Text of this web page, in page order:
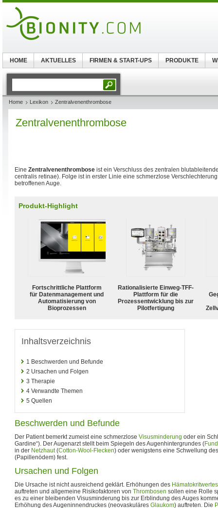
Home Lexikon Zentralvenenthrombose
Zentralvenenthrombose
Eine Zentralvenenthrombose ist ein Verschluss des zentralen
centralis retinae). Folge ist in erster Linie eine schmerzlose
betroffenen Auge.
Produkt-Highlight
Fortschrittliche Plattform
für Datenmanagement und
Automatisierung von
Bioprozessen
Rationalisierte Einweg-TFF-
Plattform für die
Prozessentwicklung bis zur
Pilotfertigung
Inhaltsverzeichnis
1 Beschwerden und Befunde
2 Ursachen und Folgen
3 Therapie
4 Verwandte Themen
5 Quellen
Beschwerden und Befunde
Der Patient bemerkt zumeist eine schmerzlose Visusminderung oder ein
Gardine“). Der Augenarzt stellt beim Spiegeln des Augenhintergrundes (
in der Netzhaut(Cotton-Wool-Flecken) oder wenigstens eine Schwellung
(Papillenödem) fest.
Ursachen und Folgen
Die Ursache ist nicht ausreichend geklärt. Erhöhungen des Hämatokritwertes
auftreten und allgemeine Risikofaktoren von Thrombosen sollen eine Rolle
es zu einer bleibenden Visusminderung bis zur Erblindung des Auges
Erhöhung des Augeninnendruckes (neovaskuläres Glaukom) auftreten. Die
HOME AKTUELLES FIRMEN & START-UPS PRODUKTE